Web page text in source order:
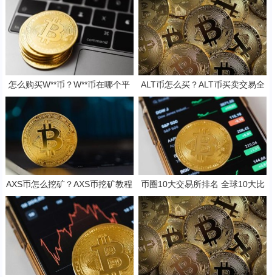
怎么购买W**币？W**币在哪个平
台交易？W**币购买交易教程
ALT币怎么买？ALT币买卖交易全
教程
AXS币怎么挖矿？AXS币挖矿教程
介绍
币圈10大交易所排名 全球10大比
特币交易平台排行